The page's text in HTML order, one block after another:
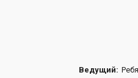
Песню
Ведущий: